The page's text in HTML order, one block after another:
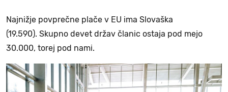
Najnižje povprečne plače v EU ima Slovaška
(19.590). Skupno devet držav članic ostaja pod mejo
30.000, torej pod nami.